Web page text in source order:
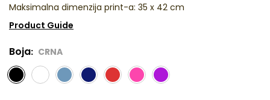
Maksimalna dimenzija print-a: 35 x 42 cm
Product Guide
Boja CRNA